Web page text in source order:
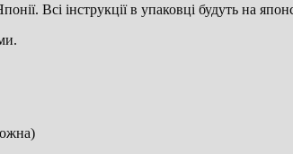
Всі інструкції в упаковці будуть на